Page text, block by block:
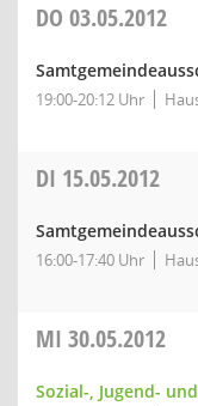
DO 03.05.2012
19:00-20:12 Uhr
DI 15.05.2012
16:00-17:40 Uhr
MI 30.05.2012
Sozial-, Jugend-